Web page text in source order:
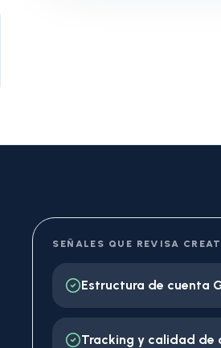
SEÑALES QUE REVISA
Estructura de cuenta
Tracking y calidad de